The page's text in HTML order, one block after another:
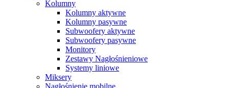
Kolumny
Kolumny aktywne
Kolumny pasywne
Subwoofery aktywne
Subwoofery pasywne
Monitory
Zestawy Nagłośnieniowe
Systemy liniowe
Miksery
Nagłośnienie mobilne